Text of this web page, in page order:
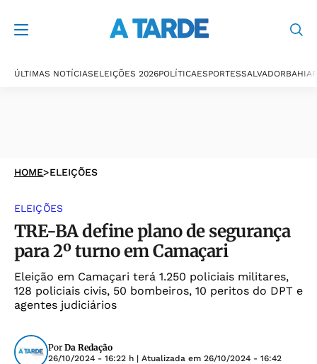
ÚLTIMAS NOTÍCIASELEIÇÕES 2026POLÍTICAESPORTESSALVADORBAHIA
HOME>ELEIÇÕES
ELEIÇÕES
TRE-BA define plano de segurança
para 2º turno em Camaçari
Eleição em Camaçari terá 1.250 policiais militares,
128 policiais civis, 50 bombeiros, 10 peritos do DPT e
agentes judiciários
Por Da Redação
26/10/2024 - 16:22 h | Atualizada em 26/10/2024 - 16:42